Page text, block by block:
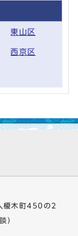
東山区
西京区
榎木町450の2
談）